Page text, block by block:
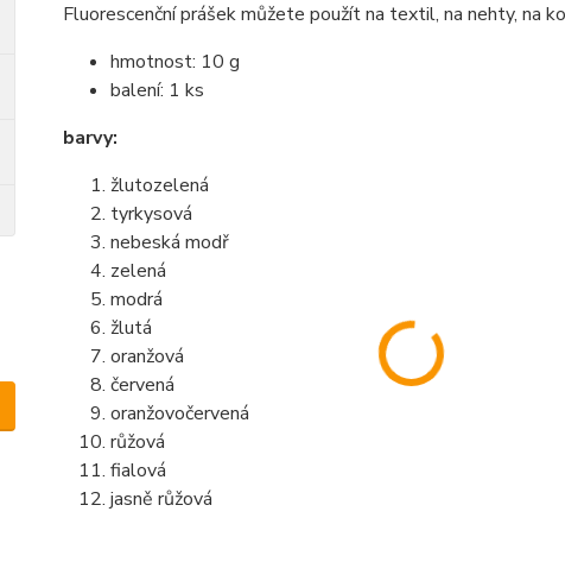
Fluorescenční prášek můžete použít na textil, na nehty, na
hmotnost: 10 g
balení: 1 ks
barvy:
žlutozelená
tyrkysová
nebeská modř
zelená
modrá
žlutá
oranžová
červená
oranžovočervená
růžová
fialová
jasně růžová